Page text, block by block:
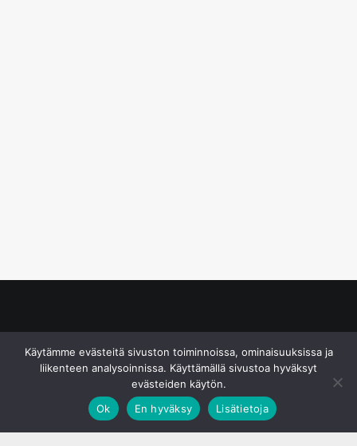
Käytämme evästeitä sivuston toiminnoissa, ominaisuuksissa ja
liikenteen analysoinnissa. Käyttämällä sivustoa hyväksyt
evästeiden käytön.
Ok
En hyväksy Lisätietoja